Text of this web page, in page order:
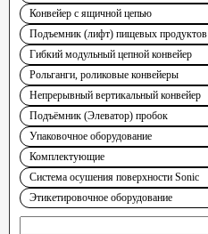
Конвейер с ящичной цепью
Подъемник (лифт) пищевых продуктов
Гибкий модульный цепной конвейер
Рольганги, роликовые конвейеры
Непрерывный вертикальный конвейер
Подъёмник (Элеватор) пробок
Упаковочное оборудование
Комплектующие
Система осушения поверхности Sonic
Этикетировочное оборудование